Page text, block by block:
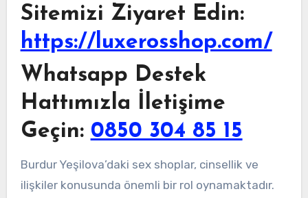
Sitemizi Ziyaret Edin:
https://luxerosshop.com/
Whatsapp Destek
Hattımızla İletişime
Geçin: 0850 304 85 15
Burdur Yeşilova’daki sex shoplar, cinsellik ve
ilişkiler konusunda önemli bir rol oynamaktadır.